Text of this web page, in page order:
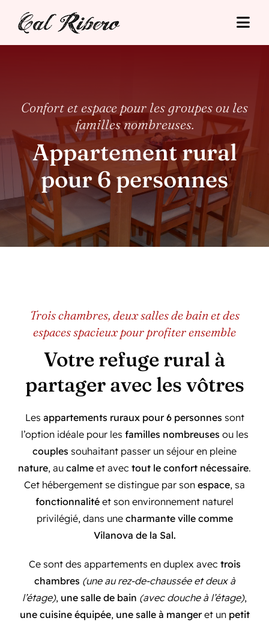
Tarifs
Situació
Contact
Confort et espace pour les groupes ou les
familles nombreuses.
Appartement rural
pour 6 personnes
Trois chambres, deux salles de bain et des
espaces spacieux pour profiter ensemble
Votre refuge rural à
partager avec les vôtres
Les appartements ruraux pour 6 personnes sont
l’option idéale pour les familles nombreuses ou les
couples souhaitant passer un séjour en pleine
nature, au calme et avec tout le confort nécessaire.
Cet hébergement se distingue par son espace, sa
fonctionnalité et son environnement naturel
privilégié, dans une charmante ville comme
Vilanova de la Sal.
Ce sont des appartements en duplex avec trois
chambres (une au rez-de-chaussée et deux à
l’étage), une salle de bain (avec douche à l’étage),
une cuisine équipée, une salle à mangeret un petit